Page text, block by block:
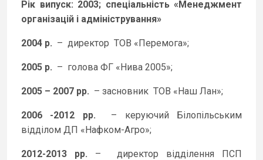
Рік випуск: 2003; спеціальність «Менеджмент
організацій і адміністрування»
2004 р. – директор ТОВ «Перемога»;
2005 р. – голова ФГ «Нива 2005»;
2005 – 2007 рр. – засновник ТОВ «Наш Лан»;
2006 -2012 рр.
– керуючий Білопільським
відділом ДП «Нафком-Агро»;
2012-2013 рр. – директор відділення ПСП